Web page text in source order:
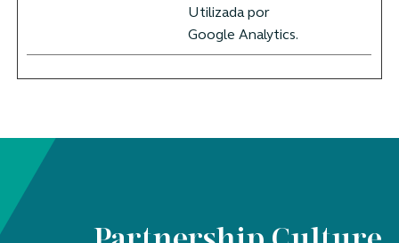
Utilizada por
Google Analytics.